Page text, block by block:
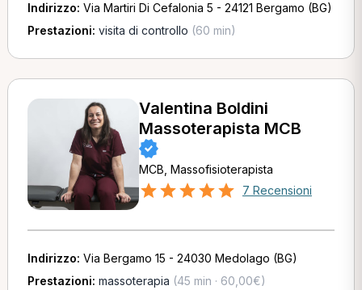
Indirizzo: Via Martiri Di Cefalonia 5 - 24121 Bergamo (BG)
Prestazioni: visita di controllo (60 min)
Valentina Boldini
Massoterapista MCB
MCB, Massofisioterapista
7 Recensioni
Indirizzo: Via Bergamo 15 - 24030 Medolago (BG)
Prestazioni: massoterapia (45 min · 60,00€)